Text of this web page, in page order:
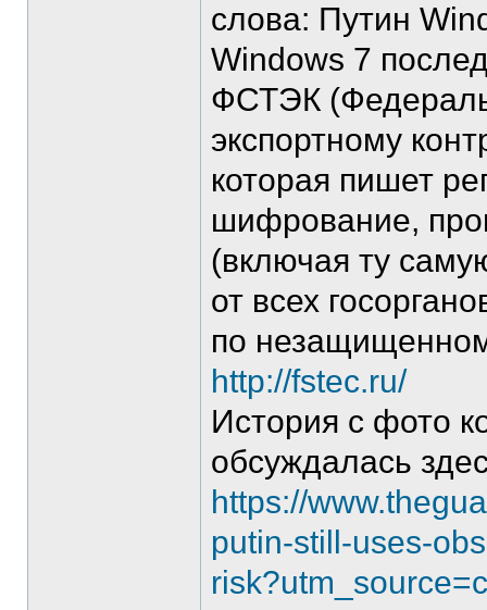
слова: Путин
Windows 7
ФСТЭК
экспортному
которая пишет
шифрование,
(включая ту
от всех
по
http://fstec.ru/
История с фото
обсуждалась
https://
putin-still-uses-